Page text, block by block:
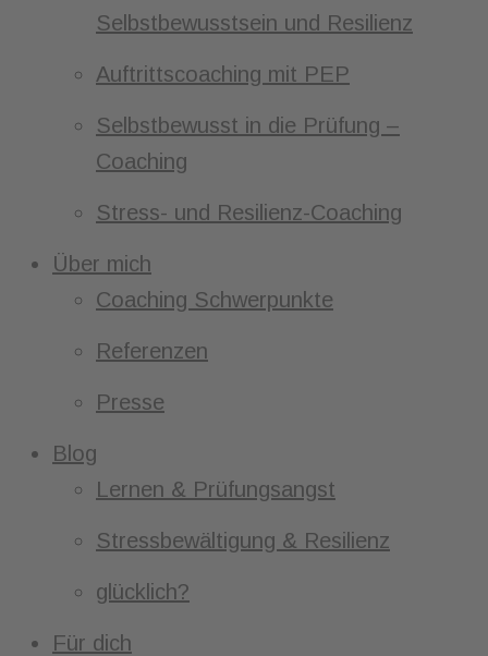
Selbstbewusstsein und Resilienz
Auftrittscoaching mit PEP
Selbstbewusst in die Prüfung –
Coaching
Stress- und Resilienz-Coaching
Über mich
Coaching Schwerpunkte
Referenzen
Presse
Blog
Lernen & Prüfungsangst
Stressbewältigung & Resilienz
glücklich?
Für dich